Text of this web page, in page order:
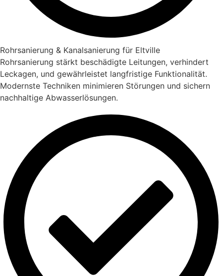
Rohrsanierung & Kanalsanierung für Eltville
Rohrsanierung stärkt beschädigte Leitungen, verhindert
Leckagen, und gewährleistet langfristige Funktionalität.
Modernste Techniken minimieren Störungen und sichern
nachhaltige Abwasserlösungen.